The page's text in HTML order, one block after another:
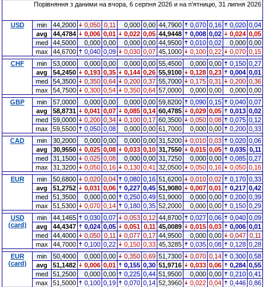
Порівняння з даними на вчора , 6 серпня 2026 и на п'ятницю, 31 липня 2026
USD min 44,2000 0,050 0,11 0,000 0,00 44,7900 0,070 0,16 0,020 0,04
avg
44,4784 0,006 0,01 0,022 0,05 44,9448 0,008 0,02 0,024 0,05
med
44,5000 0,000 0,00 0,000 0,00 44,9500 0,010 0,02 0,000 0,00
max
44,6700 0,040 0,09 0,030 0,07 45,1000 0,100 0,22 0,070 0,15
CHF
min 53,0000 0,000 0,00 0,000 0,00 55,4500 0,000 0,00 0,150 0,27
avg
54,2450 0,193 0,35 0,144 0,26 55,9100 0,128 0,23 0,004 0,01
med
54,3500 0,350 0,64 0,200 0,37 55,7000 0,175 0,31 0,200 0,36
max
54,7500 0,300 0,54 0,350 0,64 57,0000 0,000 0,00 0,000 0,00
GBP
min 57,0000 0,000 0,00 0,000 0,00 59,8200 0,090 0,15 0,040 0,07
avg
58,8731 0,041 0,07 0,085 0,14 60,4785 0,029 0,05 0,013 0,02
med
59,0000 0,200 0,34 0,100 0,17 60,3500 0,050 0,08 0,075 0,12
max
59,5500 0,050 0,08 0,000 0,00 61,7000 0,000 0,00 0,200 0,33
CAD
min 30,2000 0,000 0,00 0,000 0,00 31,5200 0,010 0,03 0,020 0,06
avg
30,9550 0,025 0,08 0,033 0,10 31,7550 0,015 0,05 0,035 0,11
med
31,1500 0,025 0,08 0,000 0,00 31,7250 0,000 0,00 0,085 0,27
max
31,3200 0,050 0,16 0,130 0,41 32,0500 0,050 0,16 0,050 0,16
EUR
min 50,6800 0,020 0,04 0,080 0,16 51,6200 0,010 0,02 0,170 0,33
avg
51,2752 0,031 0,06 0,227 0,45 51,9080 0,007 0,01 0,217 0,42
med
51,3500 0,000 0,00 0,250 0,49 51,9000 0,000 0,00 0,200 0,39
max
51,5300 0,070 0,14 0,180 0,35 52,2000 0,000 0,00 0,150 0,29
USD
(card)
min 44,1465 0,030 0,07 0,053 0,12 44,8700 0,027 0,06 0,040 0,09
avg
44,4347 0,024 0,05 0,051 0,11 45,0089 0,015 0,03 0,006 0,01
med
44,4000 0,050 0,11 0,077 0,17 44,9500 0,000 0,00 0,047 0,11
max
44,7000 0,100 0,22 0,150 0,33 45,3285 0,035 0,08 0,128 0,28
EUR
(card)
min 50,4000 0,000 0,00 0,350 0,69 51,7300 0,070 0,14 0,300 0,58
avg
51,1482 0,006 0,01 0,155 0,30 51,9716 0,033 0,06 0,284 0,55
med
51,2500 0,000 0,00 0,225 0,44 51,9500 0,000 0,00 0,210 0,41
max
51,5000 0,100 0,19 0,070 0,14 52,3960 0,022 0,04 0,446 0,86